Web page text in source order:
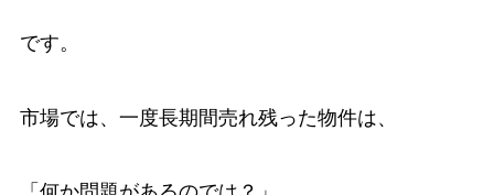
です。
市場では、一度長期間売れ残った物件は、